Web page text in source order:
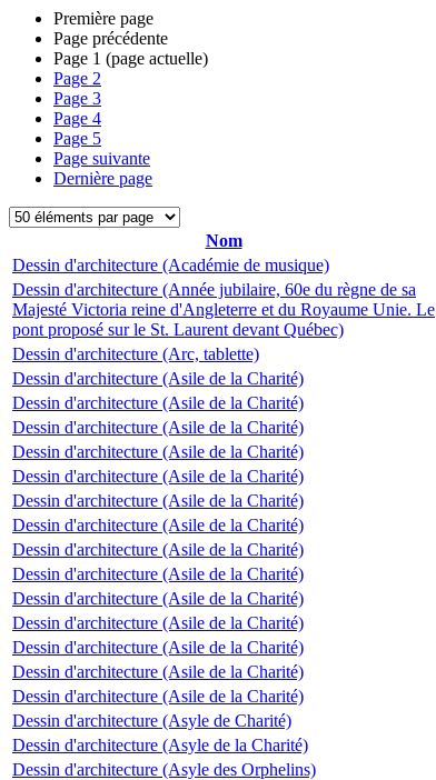
Première page
Page précédente
Page 1 (page actuelle)
Page 2
Page 3
Page 4
Page 5
Page suivante
Dernière page
Nom
Dessin d'architecture (Académie de musique)
Dessin d'architecture (Année jubilaire, 60e du règne de sa
Majesté Victoria reine d'Angleterre et du Royaume Unie. Le
pont proposé sur le St. Laurent devant Québec)
Dessin d'architecture (Arc, tablette)
Dessin d'architecture (Asile de la Charité)
Dessin d'architecture (Asile de la Charité)
Dessin d'architecture (Asile de la Charité)
Dessin d'architecture (Asile de la Charité)
Dessin d'architecture (Asile de la Charité)
Dessin d'architecture (Asile de la Charité)
Dessin d'architecture (Asile de la Charité)
Dessin d'architecture (Asile de la Charité)
Dessin d'architecture (Asile de la Charité)
Dessin d'architecture (Asile de la Charité)
Dessin d'architecture (Asile de la Charité)
Dessin d'architecture (Asile de la Charité)
Dessin d'architecture (Asile de la Charité)
Dessin d'architecture (Asile de la Charité)
Dessin d'architecture (Asyle de Charité)
Dessin d'architecture (Asyle de la Charité)
Dessin d'architecture (Asyle des Orphelins)